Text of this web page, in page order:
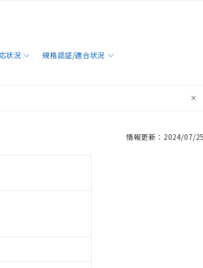
状況 規格認証/適合状況
情報更新：2024/07/25